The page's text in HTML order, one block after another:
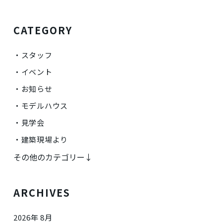
CATEGORY
スタッフ
イベント
お知らせ
モデルハウス
見学会
建築現場より
その他のカテゴリー↓
ARCHIVES
2026年 8月